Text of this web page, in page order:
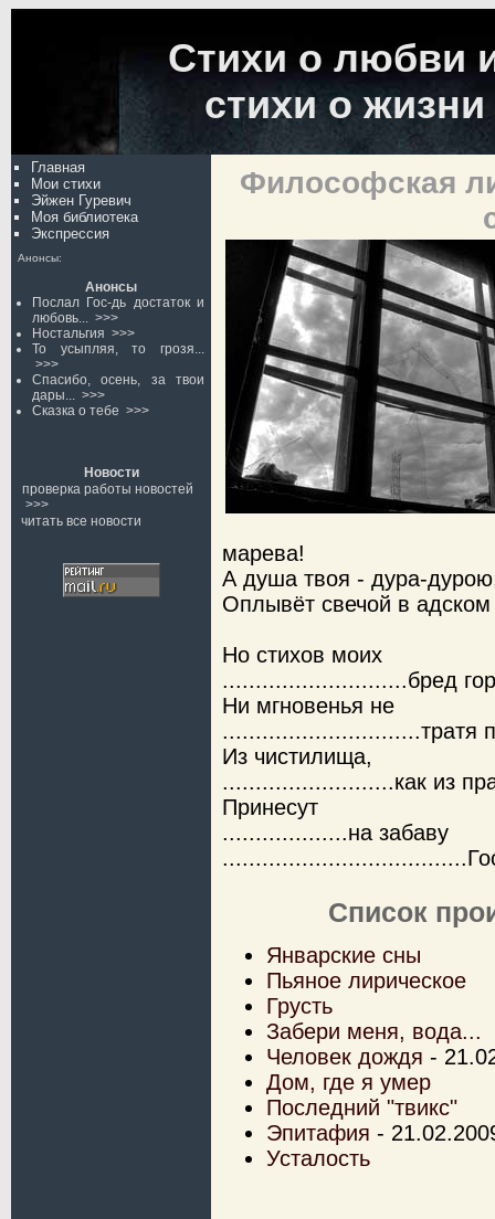
Стихи о любви
стихи о
Главная
Мои стихи
Эйжен Гуревич
Моя библиотека
Экспрессия
Анонсы:
Анонсы
Послал Гос-дь достаток и
любовь... >>>
Ностальгия >>>
То усыпляя, то грозя...
>>>
Спасибо, осень, за твои
дары... >>>
Сказка о тебе >>>
Новости
проверка работы новостей
>>>
читать все новости
Философская
марева!
А душа твоя - дура-
Оплывёт свечой в
Но стихов моих
............................бред
Ни мгновенья не
..............................тратя
Из чистилища,
..........................как из
Принесут
...................на забаву
Список
Январские сны
Пьяное лирическое
Грусть
Забери меня, вода...
Человек дождя -
Дом, где я умер
Последний "твикс"
Эпитафия -
Усталость